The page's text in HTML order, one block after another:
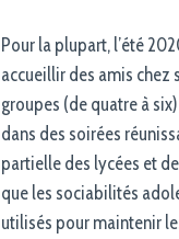
Pour la plupart, l’été
accueillir des amis chez
groupes (de quatre à
dans des soirées
partielle des lycées et
que les sociabilités
utilisés pour maintenir